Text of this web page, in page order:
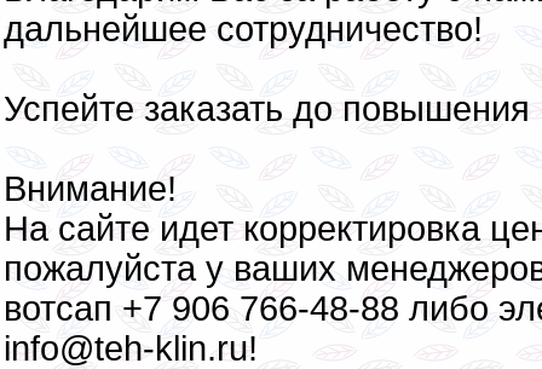
дальнейшее сотрудничество!
Успейте заказать до повышения
Внимание!
На сайте идет корректировка
пожалуйста у ваших
вотсап +7 906 766-48-88 либо
info@teh-klin.ru!